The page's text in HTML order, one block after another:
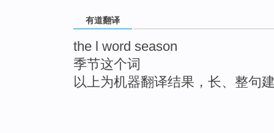
有道翻译
the l word season
季节这个词
以上为机器翻译结果，长、整句